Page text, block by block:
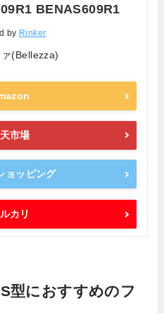
BENAS609R1
by Rinker
(Bellezza)
市場
ョッピング
カリ
型におすすめのフ